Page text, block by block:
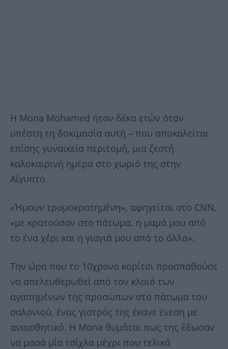
Η Mona Mohamed ήταν δέκα ετών όταν
υπέστη τη δοκιμασία αυτή – που αποκαλείται
επίσης γυναικεία περιτομή, μια ζεστή
καλοκαιρινή ημέρα στο χωριό της στην
Αίγυπτο.
«Ήμουν τρομοκρατημένη», αφηγείται στο CNN,
«με κρατούσαν στο πάτωμα, η μαμά μου από
το ένα χέρι και η γιαγιά μου από το άλλο».
Την ώρα που το 10χρονο κορίτσι προσπαθούσε
να απελευθερωθεί από τον κλοιό των
αγαπημένων της προσώπων στο πάτωμα του
σαλονιού, ένας γιατρός της έκανε ένεση με
αναισθητικό. Η Mona θυμάται πως της έδωσαν
να μασά μία τσίχλα μέχρι που τελικά